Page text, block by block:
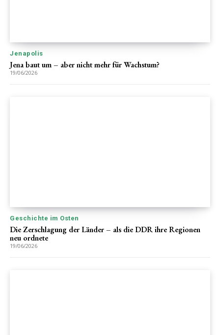
Jenapolis
Jena baut um – aber nicht mehr für Wachstum?
19/06/2026
Geschichte im Osten
Die Zerschlagung der Länder – als die DDR ihre Regionen
neu ordnete
19/06/2026